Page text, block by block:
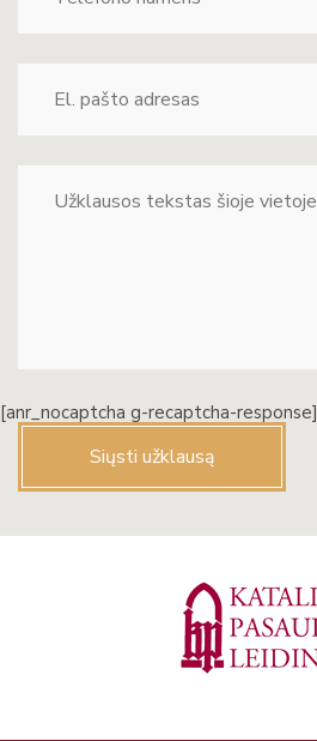
[anr_nocaptcha g-recaptcha-response]